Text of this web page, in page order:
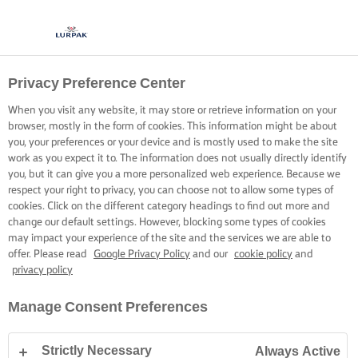
TÖBBRE VÁGYSZ?
LÉPJ KAPCSOLATBA
VELÜNK
Nem tudod, hol kapni Lurpak®-ot, melyik terméket
használd, vagy más Lurpak®-os kérdésed van? Akkor kérjük,
fordulj hozzánk.
Privacy Preference Center
When you visit any website, it may store or retrieve information on your
browser, mostly in the form of cookies. This information might be about
you, your preferences or your device and is mostly used to make the site
work as you expect it to. The information does not usually directly identify
you, but it can give you a more personalized web experience. Because we
respect your right to privacy, you can choose not to allow some types of
cookies. Click on the different category headings to find out more and
change our default settings. However, blocking some types of cookies
may impact your experience of the site and the services we are able to
offer. Please read
Google Privacy Policy and our cookie policy and
privacy policy
Manage Consent Preferences
Strictly Necessary Always Active